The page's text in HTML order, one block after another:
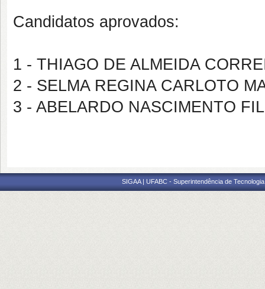
Candidatos aprovados:
1 - THIAGO DE ALMEIDA
2 - SELMA REGINA CARLOTO
3 - ABELARDO NASCIMENTO
SIGAA | UFABC - Superintendência de